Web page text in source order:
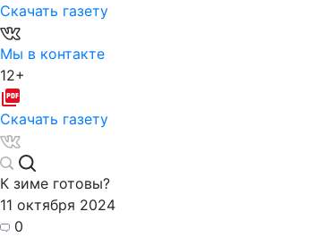
Скачать газету
Мы в контакте
12+
Скачать газету
К зиме готовы?
11 октября 2024
0